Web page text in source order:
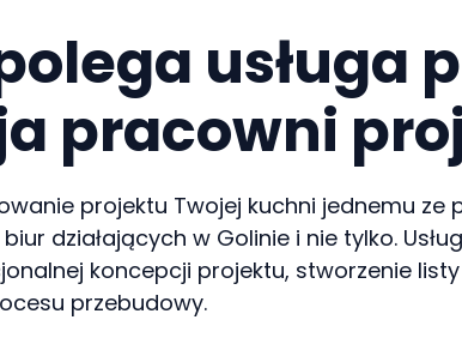
pracowni
projektu Twojej kuchni jednemu
działających w Golinie i nie tylko.
koncepcji projektu, stworzenie
przebudowy.